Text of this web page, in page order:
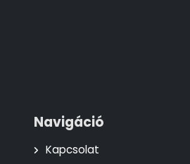
Navigáció
Kapcsolat